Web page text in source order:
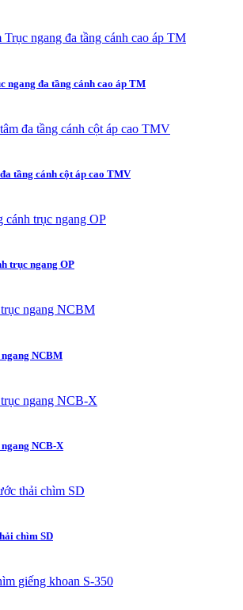
ngang đa tầng cánh cao áp TM
tầng cánh cột áp cao TMV
trục ngang OP
NCBM
NCB-X
chìm SD